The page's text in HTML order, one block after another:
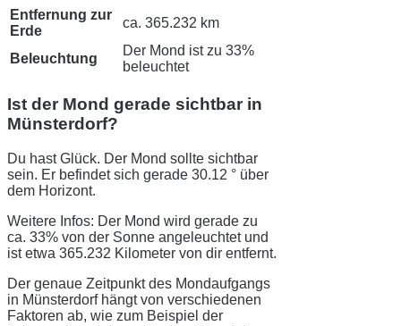
Entfernung zur
Erde
ca. 365.232 km
Beleuchtung
Der Mond ist zu 33%
beleuchtet
Ist der Mond gerade sichtbar in
Münsterdorf?
Du hast Glück. Der Mond sollte sichtbar
sein. Er befindet sich gerade 30.12 ° über
dem Horizont.
Weitere Infos: Der Mond wird gerade zu
ca. 33% von der Sonne angeleuchtet und
ist etwa 365.232 Kilometer von dir entfernt.
Der genaue Zeitpunkt des Mondaufgangs
in Münsterdorf hängt von verschiedenen
Faktoren ab, wie zum Beispiel der